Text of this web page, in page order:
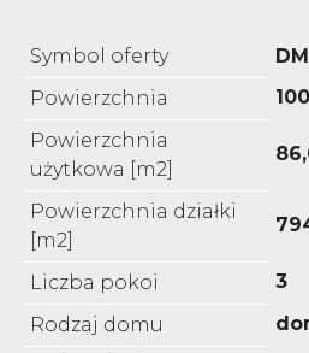
Symbol oferty
Powierzchnia
Powierzchnia
użytkowa [m2]
Powierzchnia działki
[m2]
Liczba pokoi
3
Rodzaj domu